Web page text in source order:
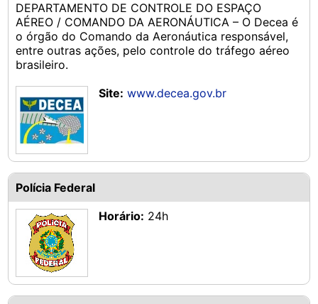
DEPARTAMENTO DE CONTROLE DO ESPAÇO
AÉREO / COMANDO DA AERONÁUTICA – O Decea é
o órgão do Comando da Aeronáutica responsável,
entre outras ações, pelo controle do tráfego aéreo
brasileiro.
Site: www.decea.gov.br
Polícia Federal
Horário: 24h